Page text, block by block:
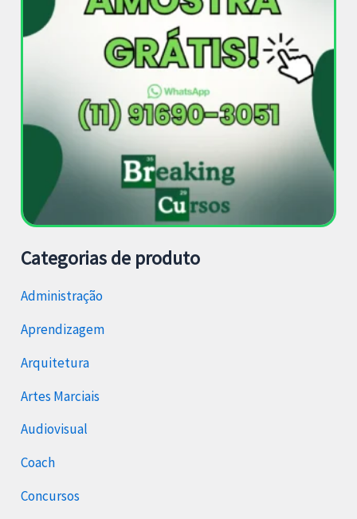
Categorias de produto
Administração
Aprendizagem
Arquitetura
Artes Marciais
Audiovisual
Coach
Concursos